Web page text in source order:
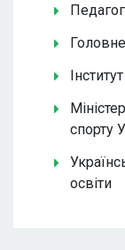
спорту
освіти